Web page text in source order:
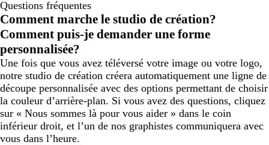
la
page
la
page
Questions fréquentes
Comment marche le studio de création?
Comment puis-je demander une forme
personnalisée?
Une fois que vous avez téléversé votre image ou votre logo,
notre studio de création créera automatiquement une ligne de
découpe personnalisée avec des options permettant de choisir
la couleur d’arrière-plan. Si vous avez des questions, cliquez
sur « Nous sommes là pour vous aider » dans le coin
inférieur droit, et l’un de nos graphistes communiquera avec
vous dans l’heure.